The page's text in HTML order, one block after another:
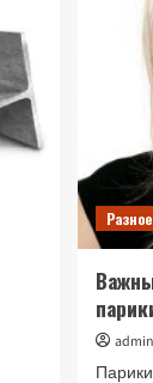
Разное
admin